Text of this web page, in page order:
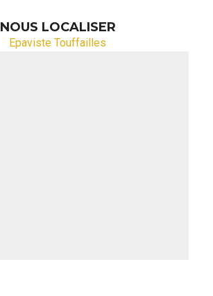
NOUS LOCALISER
Epaviste Touffailles